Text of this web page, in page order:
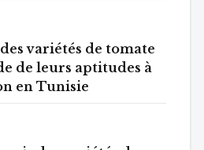
variétés de tomate
de leurs aptitudes à
en Tunisie